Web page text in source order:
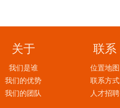
关于
我们是谁
我们的优势
我们的团队
联系
位置地图
联系方式
人才招聘